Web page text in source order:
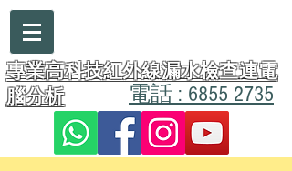
電話 : 6855 2735
專業高科技紅外線漏水檢查連電
腦分析